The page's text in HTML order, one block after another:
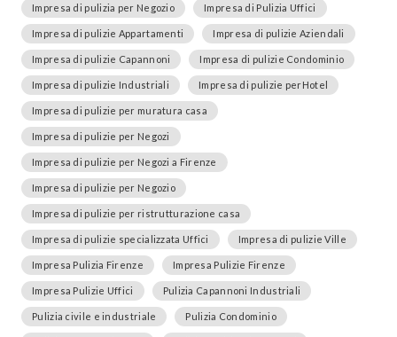
Impresa di pulizia per Negozio Impresa di Pulizia Uffici
Impresa di pulizie Appartamenti Impresa di pulizie Aziendali
Impresa di pulizie Capannoni Impresa di pulizie Condominio
Impresa di pulizie Industriali Impresa di pulizie perHotel
Impresa di pulizie per muratura casa
Impresa di pulizie per Negozi
Impresa di pulizie per Negozi a Firenze
Impresa di pulizie per Negozio
Impresa di pulizie per ristrutturazione casa
Impresa di pulizie specializzata Uffici Impresa di pulizie Ville
Impresa Pulizia Firenze Impresa Pulizie Firenze
Impresa Pulizie Uffici Pulizia Capannoni Industriali
Pulizia civile e industriale Pulizia Condominio